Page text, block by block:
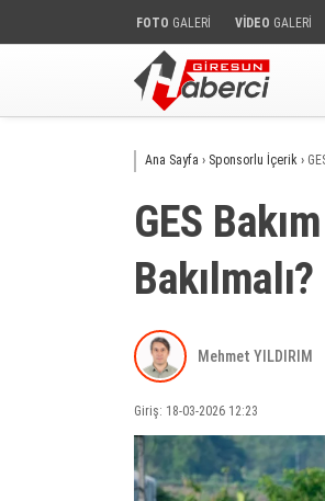
FOTO GALERİ VİDEO GALERİ
Ana Sayfa › Sponsorlu İçerik ›
GES
Bakılmalı?
Mehmet YILDIRIM
Giriş: 18-03-2026 12:23